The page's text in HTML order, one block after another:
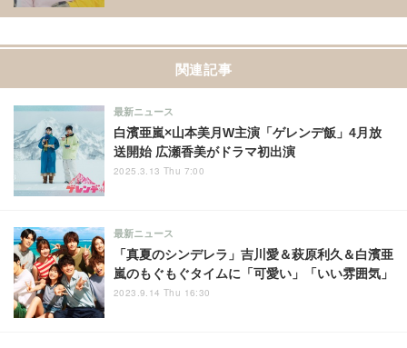
関連記事
白濱亜嵐×山本美月W主演「ゲレンデ飯」4月放
送開始 広瀬香美がドラマ初出演
最新ニュース
2025.3.13 Thu 7:00
「真夏のシンデレラ」吉川愛＆萩原利久＆白濱亜
嵐のもぐもぐタイムに「可愛い」「いい雰囲気」
最新ニュース
2023.9.14 Thu 16:30